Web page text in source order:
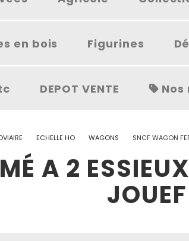
en bois Figurines
DEPOT VENTE Nos
ECHELLE HO WAGONS SNCF WAGON
A 2
JOUEF